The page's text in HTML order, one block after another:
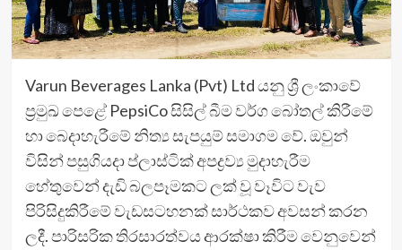
Varun Beverages Lanka (Pvt) Ltd යනු ශ්‍රී ලංකාවේ
ප්‍රමුඛ පෙළේ PepsiCo සිසිල් බීම වර්ග බෝතල් කිරීමේ
හා බෙදාහැරීමේ නිත්‍ය සැපයුම් සමාගම වේ. ඔවුන්
විසින් පසුගියදා ප්ලාස්ටික් අපද්‍රව්‍ය මුදාහැරීම
හේතුවෙන් දැඩි බලපෑමකට ලක් වූ වෑවිට වැව
පිරිසිදුකිරීමේ වැඩසටහනක් සාර්ථකව අවසන් කරන
ලදී. පාරිසරික තිරසාරත්වය ආරක්ෂා කිරීම වෙනුවෙන්